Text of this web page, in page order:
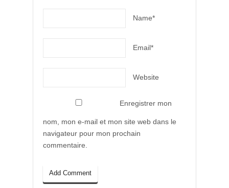
Name*
Email*
Website
Enregistrer mon
nom, mon e-mail et mon site web dans le
navigateur pour mon prochain
commentaire.